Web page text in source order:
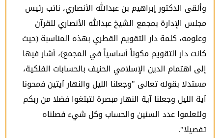
وألقى الدكتور إبراهيم بن عبدالله الأنصاري، نائب رئيس
مجلس الإدارة بمجمع الشيخ عبدالله الأنصاري للقرآن
وعلومه، كلمة دار التقويم القطري بهذه المناسبة (حيث
كانت دار التقويم مكوناً أساسياً في المجمع)، أشار فيها
إلى اهتمام الدين الإسلامي الحنيف بالحسابات الفلكية،
مستدلا بقوله تعالى "وجعلنا الليل والنهار آيتين فمحونا
آية الليل وجعلنا آية النهار مبصرة لتبتغوا فضلا من ربكم
ولتعلموا عدد السنين والحساب وكل شيء فصلناه
تفصيلا".